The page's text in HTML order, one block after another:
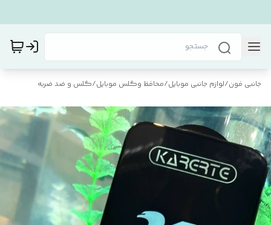
جانبی فون/لوازم جانبی موبایل/محافظ و‌گلس موبایل/گلس و ضد ضربه